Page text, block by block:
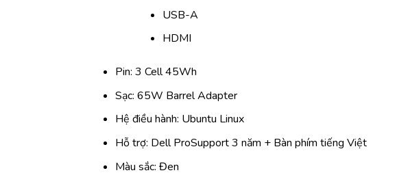
USB-A
HDMI
Pin: 3 Cell 45Wh
Sạc: 65W Barrel Adapter
Hệ điều hành: Ubuntu Linux
Hỗ trợ: Dell ProSupport 3 năm + Bàn phím tiếng Việt
Màu sắc: Đen